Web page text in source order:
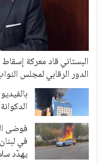
البستاني قاد معركة
الدور الرقابي لمجلس
فوضى
في
يهدّد